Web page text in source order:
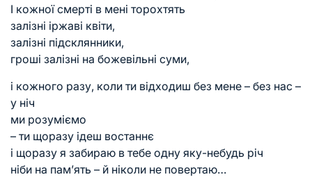
І кожної смерті в мені торохтять
залізні іржаві квіти,
залізні підсклянники,
гроші залізні на божевільні суми,
і кожного разу, коли ти відходиш без мене – без нас –
у ніч
ми розуміємо
– ти щоразу ідеш востаннє
і щоразу я забираю в тебе одну яку-небудь річ
ніби на пам’ять – й ніколи не повертаю…